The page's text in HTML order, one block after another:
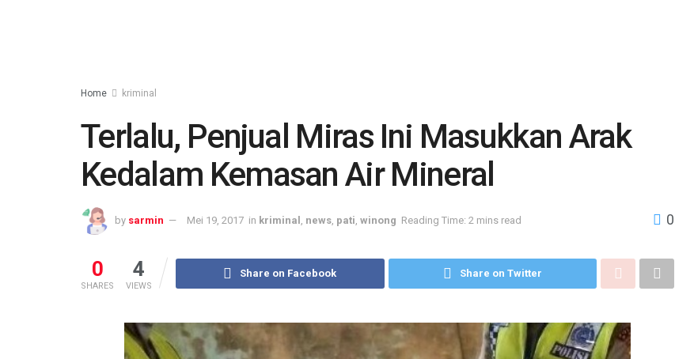
Home kriminal
Terlalu, Penjual Miras Ini Masukkan Arak
Kedalam Kemasan Air Mineral
by sarmin Mei 19, 2017 in kriminal news pati winong Reading Time: 2 mins read 0
0
SHARES
4
VIEWS
Share on Facebook Share on Twitter